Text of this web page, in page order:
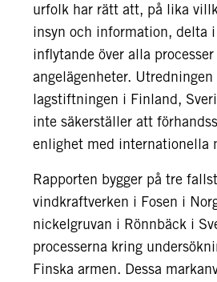
urfolk har rätt att, på lika
insyn och information, delta
inflytande över alla
angelägenheter.
lagstiftningen i Finland,
inte säkerställer att
enlighet med internationella
Rapporten bygger på tre
vindkraftverken i Fosen i
nickelgruvan i Rönnbäck i
processerna kring
Finska armen. Dessa